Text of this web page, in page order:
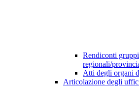
Rendiconti
regionali/
Atti degli organi
Articolazione degli